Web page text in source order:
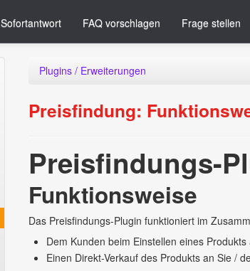
Sofortantwort FAQ vorschlagen Frage stellen
Plugins / Erweiterungen
Preisfindung:
Preisfindungs-
Funktionsweise
Das Preisfindungs-Plugin funktioniert im
Dem Kunden beim Einstellen eines
Einen Direkt-Verkauf des Produkts an Sie /